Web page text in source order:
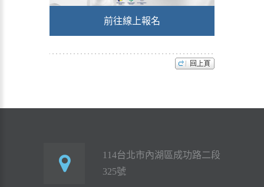
前往線上報名
114台北市內湖區成功路二段
325號